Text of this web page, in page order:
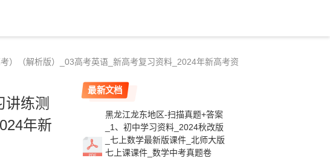
）（解析版）_03高考英语_新高考复习资料_2024年新高考资
练测
年新
最新文档
黑龙江龙东地区-扫描真题+答案
_1、初中学习资料_2024秋改版
_七上数学最新版课件_北师大版
七上课课件_数学中考真题卷